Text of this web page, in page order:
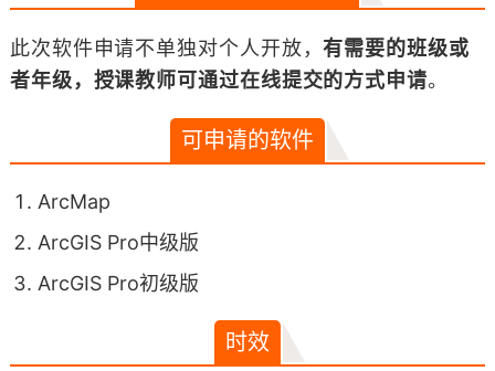
此次软件申请不单独对个人开放，有需要的班级或
者年级，授课教师可通过在线提交的方式申请。
可申请的软件
ArcMap
ArcGIS Pro中级版
ArcGIS Pro初级版
时效